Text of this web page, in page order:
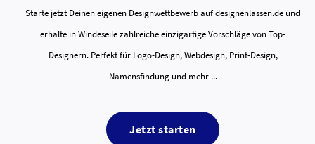
Starte jetzt Deinen eigenen Designwettbewerb auf designenlassen.de und
erhalte in Windeseile zahlreiche einzigartige Vorschläge von Top-
Designern. Perfekt für Logo-Design, Webdesign, Print-Design,
Namensfindung und mehr ...
Jetzt starten